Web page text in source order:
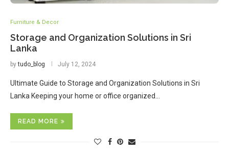
Furniture & Decor
Storage and Organization Solutions in Sri
Lanka
bytudo_blog July 12, 2024
Ultimate Guide to Storage and Organization Solutions in Sri
Lanka Keeping your home or office organized…
READ MORE